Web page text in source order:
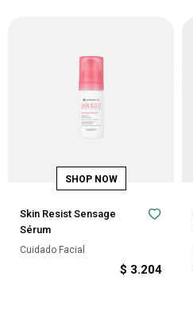
Skin Resist Sensage
Sérum
Cuidado Facial
$ 3.204